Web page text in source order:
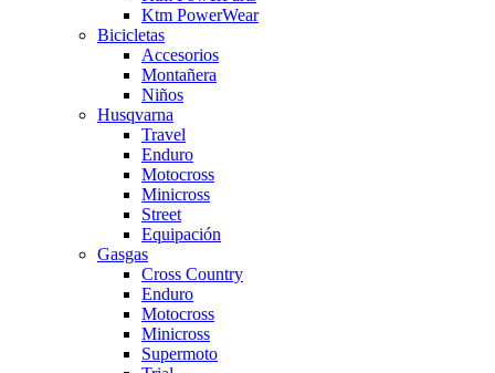
Ktm PowerWear
Bicicletas
Accesorios
Montañera
Niños
Husqvarna
Travel
Enduro
Motocross
Minicross
Street
Equipación
Gasgas
Cross Country
Enduro
Motocross
Minicross
Supermoto